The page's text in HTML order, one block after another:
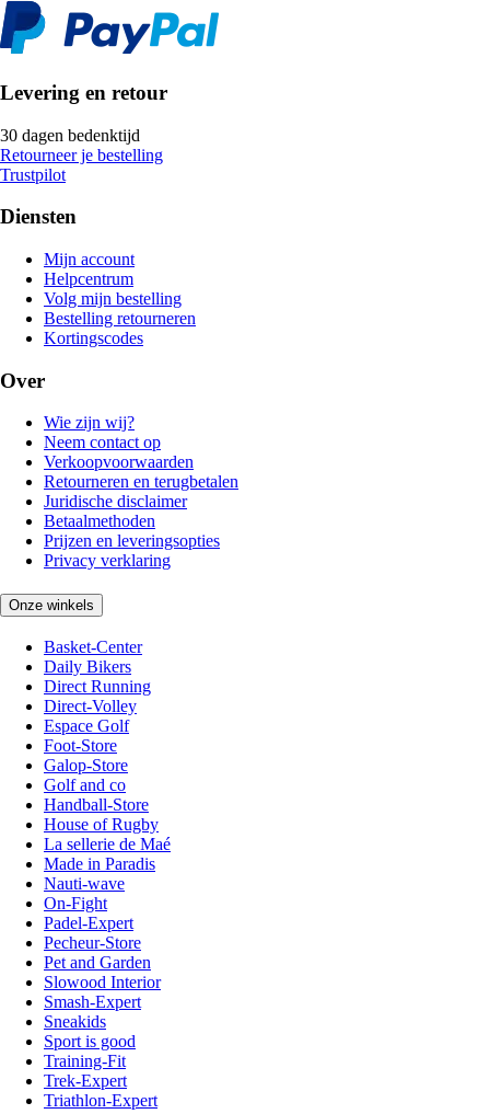
Levering en retour
30 dagen bedenktijd
Retourneer je bestelling
Trustpilot
Diensten
Mijn account
Helpcentrum
Volg mijn bestelling
Bestelling retourneren
Kortingscodes
Over
Wie zijn wij?
Neem contact op
Verkoopvoorwaarden
Retourneren en terugbetalen
Juridische disclaimer
Betaalmethoden
Prijzen en leveringsopties
Privacy verklaring
Onze winkels
Basket-Center
Daily Bikers
Direct Running
Direct-Volley
Espace Golf
Foot-Store
Galop-Store
Golf and co
Handball-Store
House of Rugby
La sellerie de Maé
Made in Paradis
Nauti-wave
On-Fight
Padel-Expert
Pecheur-Store
Pet and Garden
Slowood Interior
Smash-Expert
Sneakids
Sport is good
Training-Fit
Trek-Expert
Triathlon-Expert